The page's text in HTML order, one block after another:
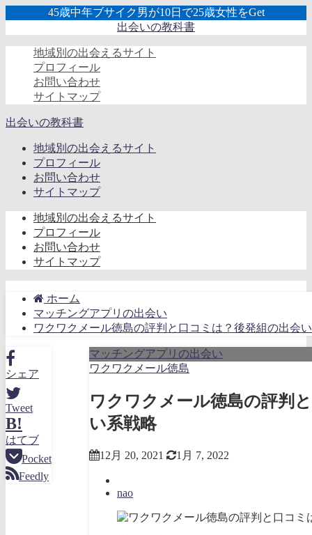
45歳中年ブサイク男が10日で25歳女性をGet
出会いの教科書
地域別の出会えるサイト
プロフィール
お問い合わせ
サイトマップ
出会いの教科書
地域別の出会えるサイト
プロフィール
お問い合わせ
サイトマップ
地域別の出会えるサイト
プロフィール
お問い合わせ
サイトマップ
ホーム
マッチングアプリの出会い
ワクワクメール徳島の評判と口コミは？後発組の出会
シェア
Tweet
B!
はてブ
Pocket
Feedly
マッチングアプリの出会い
ワクワクメール徳島
ワクワクメール徳島の評判
い系戦略
12月 20, 2021 1月 7, 2022
nao